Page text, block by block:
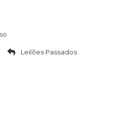
Leilões Passados